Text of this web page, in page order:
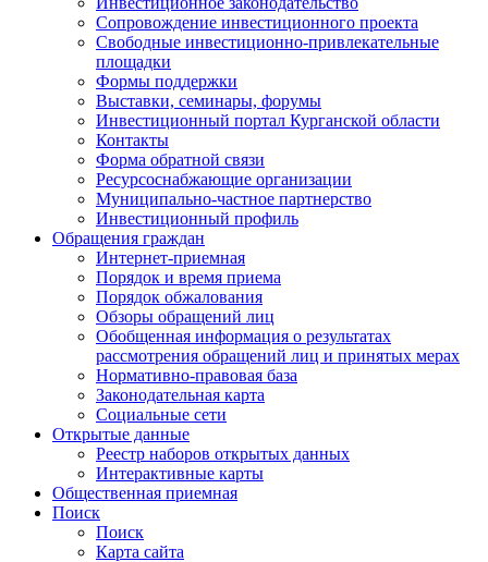
Сопровождение инвестиционного проекта
Свободные инвестиционно-привлекательные
площадки
Формы поддержки
Выставки, семинары, форумы
Инвестиционный портал Курганской области
Контакты
Форма обратной связи
Ресурсоснабжающие организации
Муниципально-частное партнерство
Инвестиционный профиль
Обращения граждан
Интернет-приемная
Порядок и время приема
Порядок обжалования
Обзоры обращений лиц
Обобщенная информация о результатах
рассмотрения обращений лиц и принятых мерах
Нормативно-правовая база
Законодательная карта
Социальные сети
Открытые данные
Реестр наборов открытых данных
Интерактивные карты
Общественная приемная
Поиск
Поиск
Карта сайта